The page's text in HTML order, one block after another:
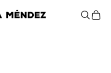
Buscar
Cesta